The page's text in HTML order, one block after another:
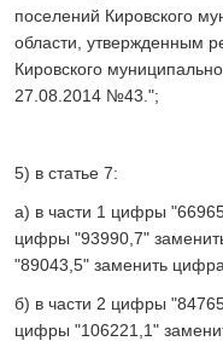
поселений Кировского
области, утвержденным
Кировского
27.08.2014 №43.";
5) в статье 7:
а) в части 1 цифры
цифры "93990,7"
"89043,5" заменить
б) в части 2 цифры
цифры "106221,1"